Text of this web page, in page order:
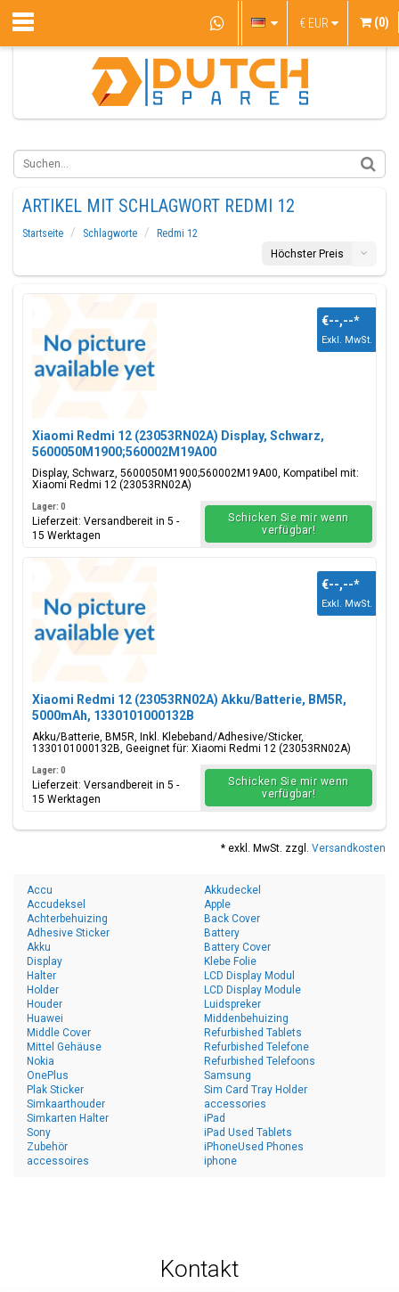
€ EUR (0)
ARTIKEL MIT SCHLAGWORT REDMI 12
Startseite Schlagworte
Redmi 12
Höchster Preis
Xiaomi Redmi 12 (23053RN02A) Display, Schwarz,
5600050M1900;560002M19A00
Display, Schwarz, 5600050M1900;560002M19A00, Kompatibel mit:
Xiaomi Redmi 12 (23053RN02A)
€--,--*
Exkl. MwSt.
Lager: 0
Lieferzeit: Versandbereit in 5 -
15 Werktagen
Schicken Sie mir wenn
verfügbar!
Xiaomi Redmi 12 (23053RN02A) Akku/Batterie, BM5R,
5000mAh, 1330101000132B
Akku/Batterie, BM5R, Inkl. Klebeband/Adhesive/Sticker,
1330101000132B, Geeignet für: Xiaomi Redmi 12 (23053RN02A)
€--,--*
Exkl. MwSt.
Lager: 0
Lieferzeit: Versandbereit in 5 -
15 Werktagen
Schicken Sie mir wenn
verfügbar!
* exkl. MwSt. zzgl. Versandkosten
Accu
Accudeksel
Achterbehuizing
Adhesive Sticker
Akku
Akkudeckel
Apple
Back Cover
Battery
Battery Cover
Display
Halter
Holder
Houder
Huawei
Klebe Folie
LCD Display Modul
LCD Display Module
Luidspreker
Middenbehuizing
Middle Cover
Mittel Gehäuse
Nokia
OnePlus
Plak Sticker
Refurbished Tablets
Refurbished Telefone
Refurbished Telefoons
Samsung
Sim Card Tray Holder
Simkaarthouder
Simkarten Halter
Sony
Zubehör
accessoires
accessories
iPad
iPad Used Tablets
iPhoneUsed Phones
iphone
Kontakt